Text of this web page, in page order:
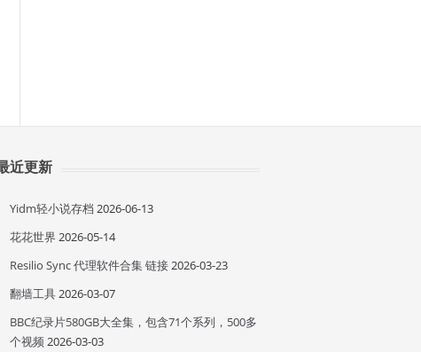
近更新
Yidm轻小说存档 2026-06-13
花花世界 2026-05-14
Resilio Sync 代理软件合集 链接2026-03-23
翻墙工具2026-03-07
BBC纪录片580GB大全集，包含71个系列，500多
个视频2026-03-03